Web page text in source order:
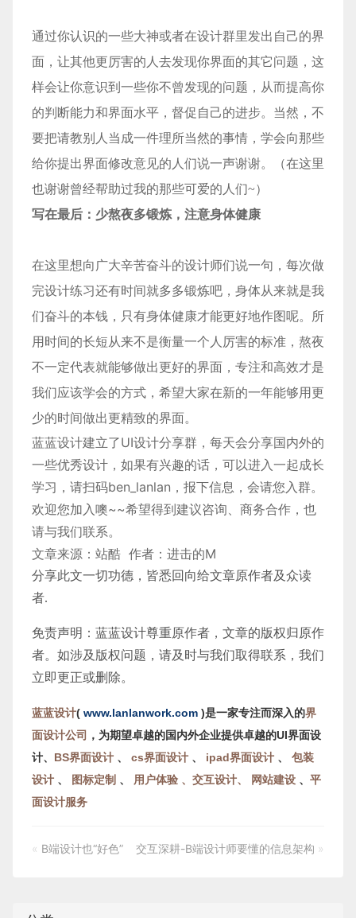
通过你认识的一些大神或者在设计群里发出自己的界
面，让其他更厉害的人去发现你界面的其它问题，这
样会让你意识到一些你不曾发现的问题，从而提高你
的判断能力和界面水平，督促自己的进步。当然，不
要把请教别人当成一件理所当然的事情，学会向那些
给你提出界面修改意见的人们说一声谢谢。（在这里
也谢谢曾经帮助过我的那些可爱的人们~）
写在最后：少熬夜多锻炼，注意身体健康
在这里想向广大辛苦奋斗的设计师们说一句，每次做
完设计练习还有时间就多多锻炼吧，身体从来就是我
们奋斗的本钱，只有身体健康才能更好地作图呢。所
用时间的长短从来不是衡量一个人厉害的标准，熬夜
不一定代表就能够做出更好的界面，专注和高效才是
我们应该学会的方式，希望大家在新的一年能够用更
少的时间做出更精致的界面。
蓝蓝设计建立了UI设计分享群，每天会分享国内外的
一些优秀设计，如果有兴趣的话，可以进入一起成长
学习，请扫码ben_lanlan，报下信息，会请您入群。
欢迎您加入噢~~希望得到建议咨询、商务合作，也
请与我们联系。
文章来源：站酷 作者：进击的M
分享此文一切功德，皆悉回向给文章原作者及众读
者.
免责声明：蓝蓝设计尊重原作者，文章的版权归原作
者。如涉及版权问题，请及时与我们取得联系，我们
立即更正或删除。
蓝蓝设计( www.lanlanwork.com )是一家专注而深入的界
面设计公司 ，为期望卓越的国内外企业提供卓越的UI界面设
计、 BS界面设计 、 cs界面设计 、 ipad界面设计 、 包装
设计 、 图标定制 、 用户体验 、交互设计、 网站建设 、 平
面设计服务
« B端设计也“好色” 交互深耕-B端设计师要懂的信息架构 »